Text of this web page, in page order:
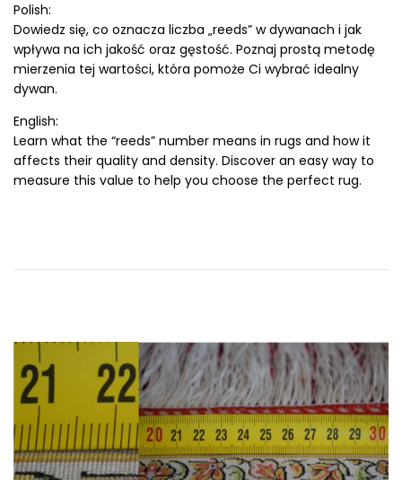
s
t
e
d
o
n
6
-
0
1
Polish:
Dowiedz się, co oznacza liczba „reeds” w dywanach i jak
wpływa na ich jakość oraz gęstość. Poznaj prostą metodę
mierzenia tej wartości, która pomoże Ci wybrać idealny
dywan.
English:
Learn what the “reeds” number means in rugs and how it
affects their quality and density. Discover an easy way to
measure this value to help you choose the perfect rug.